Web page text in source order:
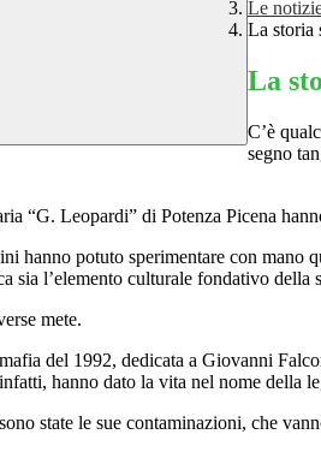
Le
La storia
La
C’è
segno
“G. Leopardi” di Potenza Picena
hanno potuto sperimentare con
sia l’elemento culturale fondativo della
mete.
del 1992, dedicata a Giovanni
hanno dato la vita nel nome della
state le sue contaminazioni, che